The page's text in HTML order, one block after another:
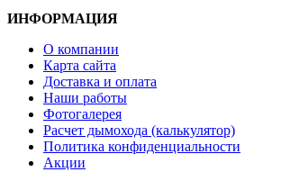
ИНФОРМАЦИЯ
О компании
Карта сайта
Доставка и оплата
Наши работы
Фотогалерея
Расчет дымохода (калькулятор)
Политика конфиденциальности
Акции